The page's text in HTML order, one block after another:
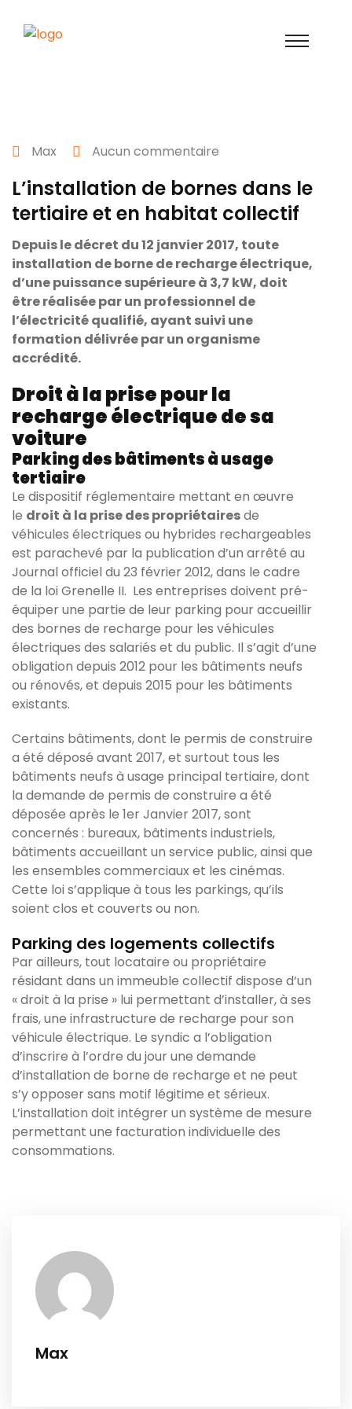
Max Aucun commentaire
L’installation de bornes dans le
tertiaire et en habitat collectif
Depuis le décret du 12 janvier 2017, toute
installation de borne de recharge électrique,
d’une puissance supérieure à 3,7 kW, doit
être réalisée par un professionnel de
l’électricité qualifié, ayant suivi une
formation délivrée par un organisme
accrédité.
Droit à la prise pour la
recharge électrique de sa
voiture
Parking des bâtiments à usage
tertiaire
Le dispositif réglementaire mettant en œuvre
le droit à la prise des propriétairesde
véhicules électriques ou hybrides rechargeables
est parachevé par la publication d’un arrêté au
Journal officiel du 23 février 2012, dans le cadre
de la loi Grenelle II. Les entreprises doivent pré-
équiper une partie de leur parking pour accueillir
des bornes de recharge pour les véhicules
électriques des salariés et du public. Il s’agit d’une
obligation depuis 2012 pour les bâtiments neufs
ou rénovés, et depuis 2015 pour les bâtiments
existants.
Certains bâtiments, dont le permis de construire
a été déposé avant 2017, et surtout tous les
bâtiments neufs à usage principal tertiaire, dont
la demande de permis de construire a été
déposée après le 1er Janvier 2017, sont
concernés : bureaux, bâtiments industriels,
bâtiments accueillant un service public, ainsi que
les ensembles commerciaux et les cinémas.
Cette loi s’applique à tous les parkings, qu’ils
soient clos et couverts ou non.
Parking des logements collectifs
Par ailleurs, tout locataire ou propriétaire
résidant dans un immeuble collectif dispose d’un
« droit à la prise » lui permettant d’installer, à ses
frais, une infrastructure de recharge pour son
véhicule électrique. Le syndic a l’obligation
d’inscrire à l’ordre du jour une demande
d’installation de borne de recharge et ne peut
s’y opposer sans motif légitime et sérieux.
L’installation doit intégrer un système de mesure
permettant une facturation individuelle des
consommations.
Max